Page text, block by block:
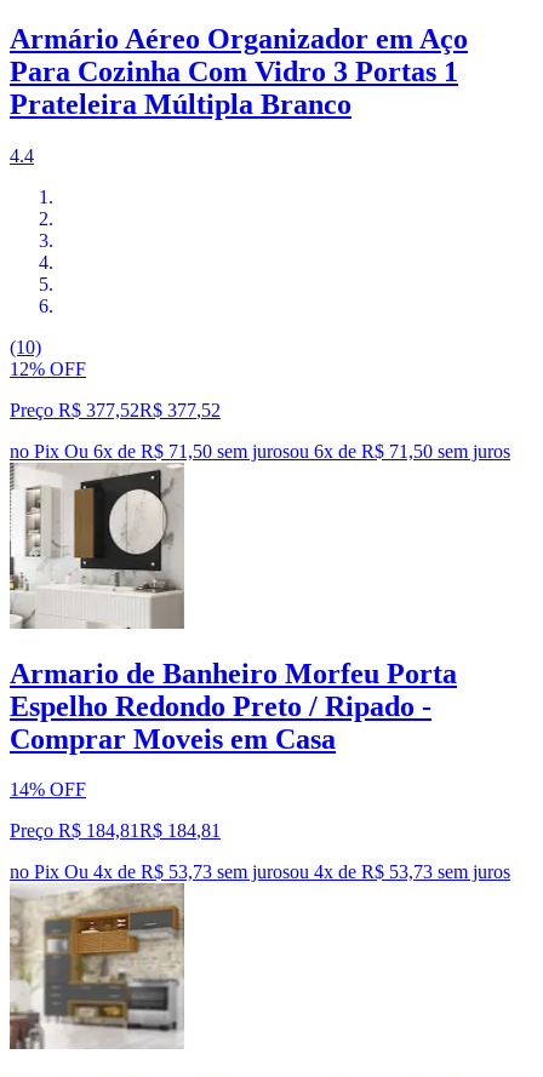
Armário Aéreo Organizador em Aço
Para Cozinha Com Vidro 3 Portas 1
Prateleira Múltipla Branco
4.4
(10)
12% OFF
Preço R$ 377,52R$ 377,52
no Pix Ou 6x de R$ 71,50 sem jurosou 6x de R$ 71,50 sem juros
Armario de Banheiro Morfeu Porta
Espelho Redondo Preto / Ripado -
Comprar Moveis em Casa
14% OFF
Preço R$ 184,81R$ 184,81
no Pix Ou 4x de R$ 53,73 sem jurosou 4x de R$ 53,73 sem juros